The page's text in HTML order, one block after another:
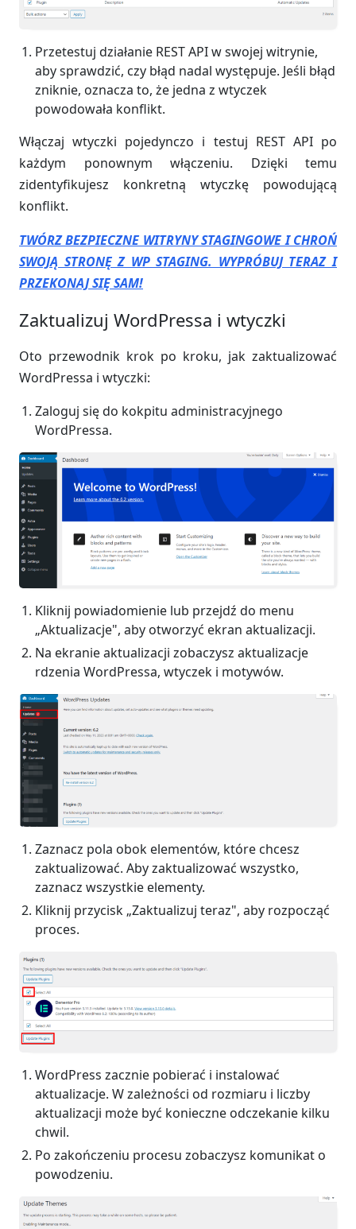
Przetestuj działanie REST API w swojej witrynie,
aby sprawdzić, czy błąd nadal występuje. Jeśli błąd
zniknie, oznacza to, że jedna z wtyczek
powodowała konflikt.
Włączaj wtyczki pojedynczo i testuj REST API po
każdym ponownym włączeniu. Dzięki temu
zidentyfikujesz konkretną wtyczkę powodującą
konflikt.
TWÓRZ BEZPIECZNE WITRYNY STAGINGOWE I CHROŃ
SWOJĄ STRONĘ Z WP STAGING. WYPRÓBUJ TERAZ I
PRZEKONAJ SIĘ SAM!
Zaktualizuj WordPressa i wtyczki
Oto przewodnik krok po kroku, jak zaktualizować
WordPressa i wtyczki:
Zaloguj się do kokpitu administracyjnego
WordPressa.
Kliknij powiadomienie lub przejdź do menu
„Aktualizacje", aby otworzyć ekran aktualizacji.
Na ekranie aktualizacji zobaczysz aktualizacje
rdzenia WordPressa, wtyczek i motywów.
Zaznacz pola obok elementów, które chcesz
zaktualizować. Aby zaktualizować wszystko,
zaznacz wszystkie elementy.
Kliknij przycisk „Zaktualizuj teraz", aby rozpocząć
proces.
WordPress zacznie pobierać i instalować
aktualizacje. W zależności od rozmiaru i liczby
aktualizacji może być konieczne odczekanie kilku
chwil.
Po zakończeniu procesu zobaczysz komunikat o
powodzeniu.